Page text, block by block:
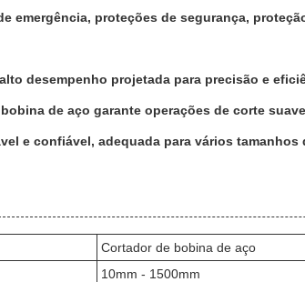
emergência, proteções de segurança,
desempenho projetada para precisão e
de aço garante operações de corte
e confiável, adequada para vários tamanhos
Cortador de bobina de aço
10mm - 1500mm